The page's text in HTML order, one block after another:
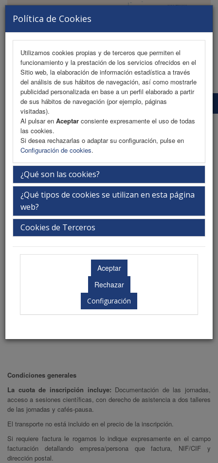
Política de Cookies
Utilizamos cookies propias y de terceros que permiten el
funcionamiento y la prestación de los servicios ofrecidos en el
Sitio web, la elaboración de información estadística a través
del análisis de sus hábitos de navegación, así como mostrarle
publicidad personalizada en base a un perfil elaborado a partir
de sus hábitos de navegación (por ejemplo, páginas
visitadas).
Al pulsar en Aceptar consiente expresamente el uso de todas
las cookies.
Si desea rechazarlas o adaptar su configuración, pulse en
Configuración de cookies.
¿Qué son las cookies?
¿Qué tipos de cookies se utilizan en esta página
web?
Cookies de Terceros
Configuración
MENU
Información de inscripción
Información de inscripción
Las inscripciones se pueden realizar directamente desde la página web
cumplimentando el formulario de inscripción (online) o bien remitiendo el
boletín de inscripción (pdf) a la Secretaría Técnica junto con el
justificante del pago por transferencia o la autorización para el cobro por
tarjeta de crédito.
Cuota de inscripción Precio
Enfermería, fisioterapeutas, psicólogos y otros
profesionales de la salud
Condiciones generales
La cuota de inscripción incluye: Documentación de las jornadas,
acceso a sesiones científicas, con derecho de asistencia a dos talleres
de las jornadas y cafés-pausa.
El transporte no está incluido en el precio de la inscripción.
Si requiere factura le rogamos lo indique expresamente en el campo
facturación detallando empresa/persona que factura, NIF/CIF y
dirección postal.